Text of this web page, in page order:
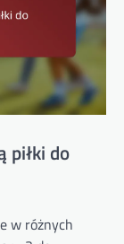
piłki do
w różnych